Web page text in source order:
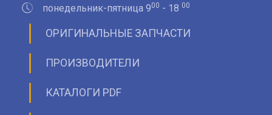
понедельник-пятница 900 - 18 00
ОРИГИНАЛЬНЫЕ ЗАПЧАСТИ
ПРОИЗВОДИТЕЛИ
КАТАЛОГИ PDF